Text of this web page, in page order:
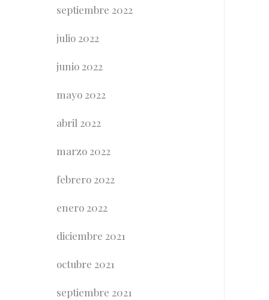
septiembre 2022
julio 2022
junio 2022
mayo 2022
abril 2022
marzo 2022
febrero 2022
enero 2022
diciembre 2021
octubre 2021
septiembre 2021